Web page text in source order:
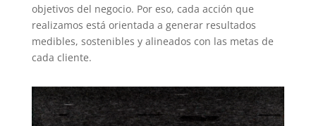
objetivos del negocio. Por eso, cada acción que
realizamos está orientada a generar resultados
medibles, sostenibles y alineados con las metas de
cada cliente.